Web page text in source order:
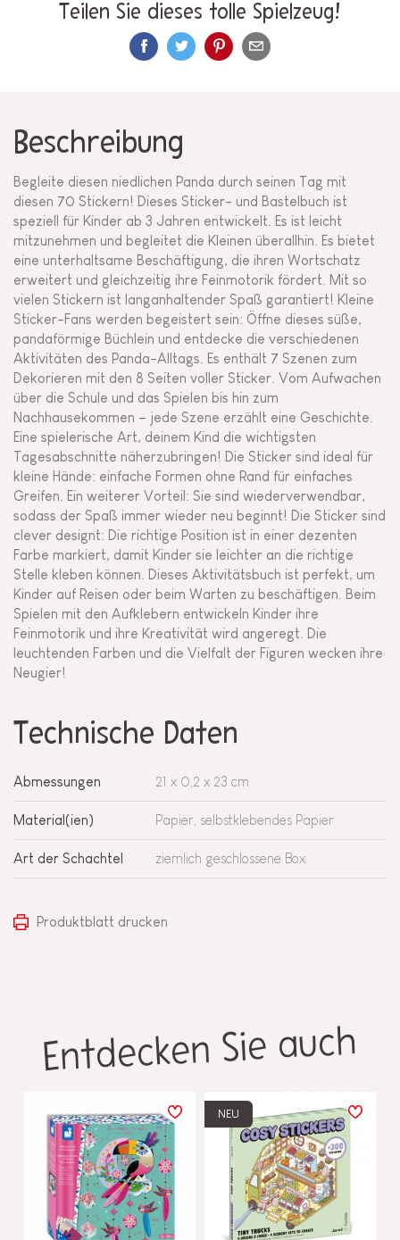
Teilen Sie dieses tolle Spielzeug!
Beschreibung
Begleite diesen niedlichen Panda durch seinen Tag mit
diesen 70 Stickern! Dieses Sticker- und Bastelbuch ist
speziell für Kinder ab 3 Jahren entwickelt. Es ist leicht
mitzunehmen und begleitet die Kleinen überallhin. Es bietet
eine unterhaltsame Beschäftigung, die ihren Wortschatz
erweitert und gleichzeitig ihre Feinmotorik fördert. Mit so
vielen Stickern ist langanhaltender Spaß garantiert! Kleine
Sticker-Fans werden begeistert sein: Öffne dieses süße,
pandaförmige Büchlein und entdecke die verschiedenen
Aktivitäten des Panda-Alltags. Es enthält 7 Szenen zum
Dekorieren mit den 8 Seiten voller Sticker. Vom Aufwachen
über die Schule und das Spielen bis hin zum
Nachhausekommen – jede Szene erzählt eine Geschichte.
Eine spielerische Art, deinem Kind die wichtigsten
Tagesabschnitte näherzubringen! Die Sticker sind ideal für
kleine Hände: einfache Formen ohne Rand für einfaches
Greifen. Ein weiterer Vorteil: Sie sind wiederverwendbar,
sodass der Spaß immer wieder neu beginnt! Die Sticker sind
clever designt: Die richtige Position ist in einer dezenten
Farbe markiert, damit Kinder sie leichter an die richtige
Stelle kleben können. Dieses Aktivitätsbuch ist perfekt, um
Kinder auf Reisen oder beim Warten zu beschäftigen. Beim
Spielen mit den Aufklebern entwickeln Kinder ihre
Feinmotorik und ihre Kreativität wird angeregt. Die
leuchtenden Farben und die Vielfalt der Figuren wecken ihre
Neugier!
Technische Daten
Abmessungen 21 x 0,2 x 23 cm
Material(ien) Papier, selbstklebendes Papier
Art der Schachtel ziemlich geschlossene Box
Produktblatt drucken
Entdecken Sie auch
NEU